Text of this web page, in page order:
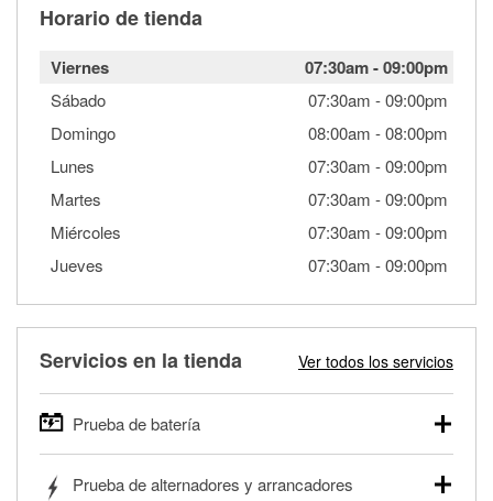
Horario de tienda
Viernes 07:30am-09:00pm
Sábado 07:30am -09:00pm
Domingo
08:00am -08:00pm
Lunes
07:30am -09:00pm
Martes
07:30am -09:00pm
Miércoles
07:30am -09:00pm
Jueves
07:30am -09:00pm
Servicios en la tienda Ver todos los servicios
Prueba de batería
autos, camionetas, SUVs, vehículos comerciales y
Prueba de alternadores y arrancadores